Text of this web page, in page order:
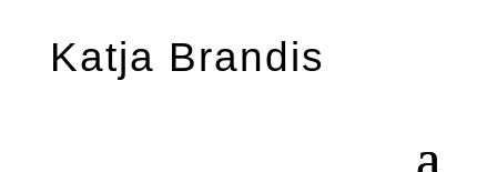
Katja Brandis